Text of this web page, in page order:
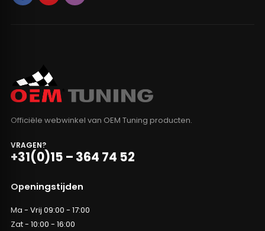
Officiële webwinkel van OEM Tuning producten.
VRAGEN?
+31(0)15 – 364 74 52
Openingstijden
Ma - Vrij 09:00 - 17:00
Zat - 10:00 - 16:00